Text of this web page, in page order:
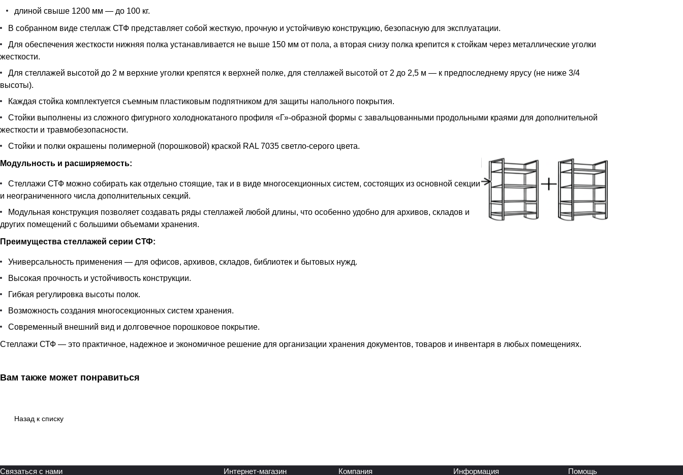
длиной свыше 1200 мм — до 100 кг.
В собранном виде стеллаж СТФ представляет собой жесткую, прочную и устойчивую конструкцию, безопасную для эксплуатации.
Для обеспечения жесткости нижняя полка устанавливается не выше 150 мм от пола, а вторая снизу полка крепится к стойкам через металлические уголки
жесткости.
Для стеллажей высотой до 2 м верхние уголки крепятся к верхней полке, для стеллажей высотой от 2 до 2,5 м — к предпоследнему ярусу (не ниже 3/4
высоты).
Каждая стойка комплектуется съемным пластиковым подпятником для защиты напольного покрытия.
Стойки выполнены из сложного фигурного холоднокатаного профиля «Г»-образной формы с завальцованными продольными краями для дополнительной
жесткости и травмобезопасности.
Стойки и полки окрашены полимерной (порошковой) краской RAL 7035 светло-серого цвета.
Модульность и расширяемость:
Стеллажи СТФ можно собирать как отдельно стоящие, так и в виде многосекционных систем, состоящих из основной секции
и неограниченного числа дополнительных секций.
Модульная конструкция позволяет создавать ряды стеллажей любой длины, что особенно удобно для архивов, складов и
других помещений с большими объемами хранения.
Преимущества стеллажей серии СТФ:
Универсальность применения — для офисов, архивов, складов, библиотек и бытовых нужд.
Высокая прочность и устойчивость конструкции.
Гибкая регулировка высоты полок.
Возможность создания многосекционных систем хранения.
Современный внешний вид и долговечное порошковое покрытие.
Стеллажи СТФ — это практичное, надежное и экономичное решение для организации хранения документов, товаров и инвентаря в любых помещениях.
Вам также может понравиться
Назад к списку
Связаться с нами Интернет-магазин Компания Информация Помощь